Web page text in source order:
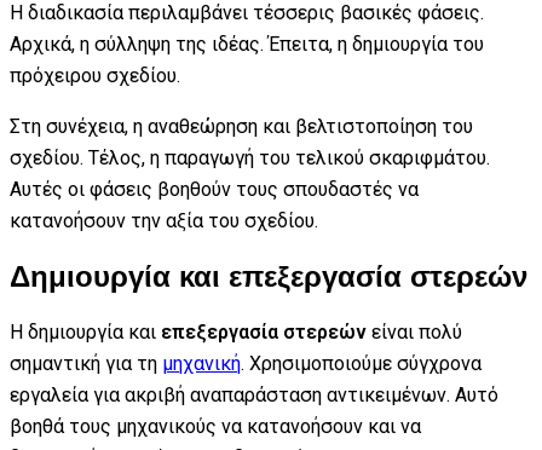
Η διαδικασία περιλαμβάνει τέσσερις βασικές φάσεις.
Αρχικά, η σύλληψη της ιδέας. Έπειτα, η δημιουργία του
πρόχειρου σχεδίου.
Στη συνέχεια, η αναθεώρηση και βελτιστοποίηση του
σχεδίου. Τέλος, η παραγωγή του τελικού σκαριφμάτου.
Αυτές οι φάσεις βοηθούν τους σπουδαστές να
κατανοήσουν την αξία του σχεδίου.
Δημιουργία και επεξεργασία στερεών
Η δημιουργία και επεξεργασία στερεών είναι πολύ
σημαντική για τη μηχανική. Χρησιμοποιούμε σύγχρονα
εργαλεία για ακριβή αναπαράσταση αντικειμένων. Αυτό
βοηθά τους μηχανικούς να κατανοήσουν και να